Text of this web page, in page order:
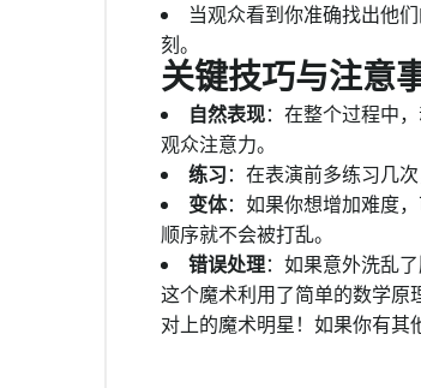
当观众看到你准确找出他
刻。
关键技巧与注意
自然表现：在整个过程中
观众注意力。
练习：在表演前多练习几
变体：如果你想增加难度
顺序就不会被打乱。
错误处理：如果意外洗乱
这个魔术利用了简单的数学原
对上的魔术明星！如果你有其